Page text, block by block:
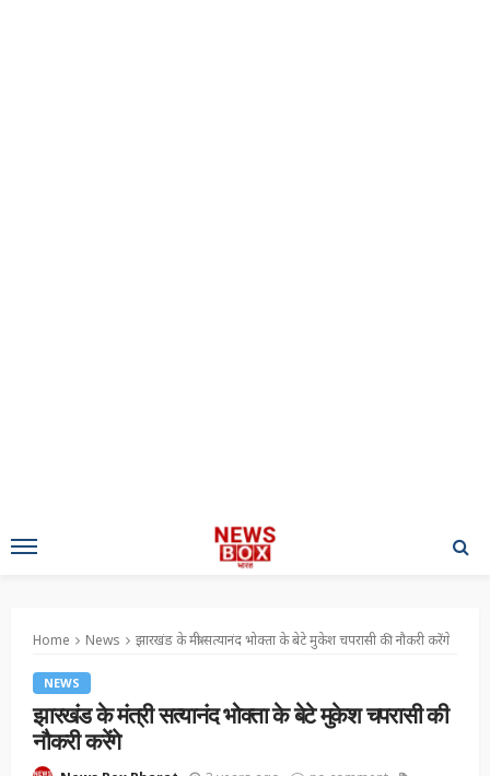
Home News झारखंड के मंत्री सत्यानंद भोक्ता के बेटे मुकेश चपरासी की नौकरी करेंगे
NEWS
झारखंड के मंत्री सत्यानंद भोक्ता के बेटे मुकेश चपरासी की
नौकरी करेंगे